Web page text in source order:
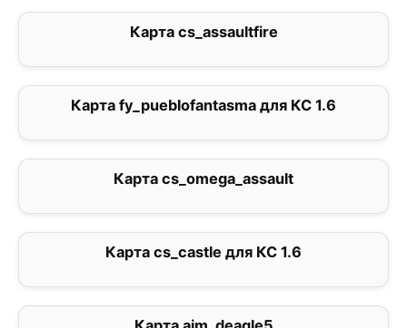
Карта cs_assaultfire
Карта fy_pueblofantasma для КС 1.6
Карта cs_omega_assault
Карта cs_castle для КС 1.6